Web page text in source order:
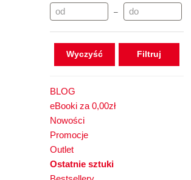
–
Wyczyść
BLOG
eBooki za 0,00zł
Nowości
Promocje
Outlet
Ostatnie sztuki